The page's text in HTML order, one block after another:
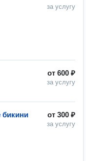
за услугу
от 600 ₽
за услугу
от 300 ₽
за услугу
бикини